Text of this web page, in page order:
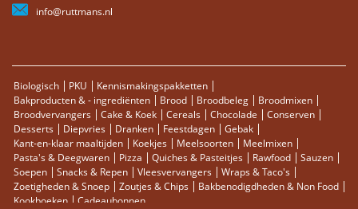
info@ruttmans.nl
Biologisch PKU
Kennismakingspakketten
Bakproducten & - ingrediënten
Brood Broodbeleg
Broodmixen
Broodvervangers
Cake & Koek Cereals Chocolade
Conserven
Desserts
Diepvries Dranken Feestdagen
Gebak
Kant-en-klaar maaltijden
Koekjes Meelsoorten
Meelmixen
Pasta's & Deegwaren
Pizza Quiches & Pasteitjes Rawfood
Sauzen
Soepen
Snacks & Repen Vleesvervangers
Wraps & Taco's
Zoetigheden & Snoep
Zoutjes & Chips
Bakbenodigdheden & Non Food
Kookboeken
Cadeaubonnen